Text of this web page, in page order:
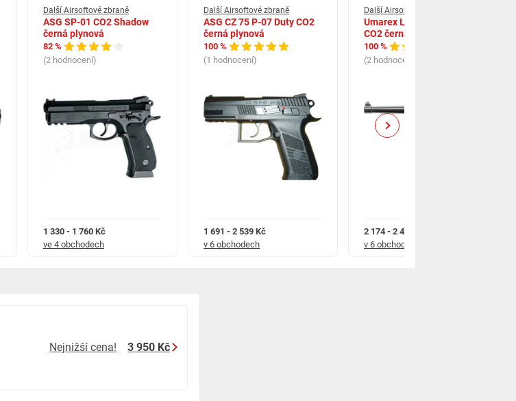
Další Airsoftové zbraně
ASG SP-01 CO2 Shadow
černá plynová
82 %
(2 hodnocení)
1 330 - 1 760 Kč
ve 4 obchodech
Další Airsoftové zbraně
ASG CZ 75 P-07 Duty CO2
černá plynová
100 %
(1 hodnocení)
1 691 - 2 539 Kč
v 6 obchodech
Další Airsoftové zbraně
Umarex Legends P08 AG
CO2 černá plynová
100 %
(2 hodnocení)
2 174 - 2 490 Kč
v 6 obchodech
Next
Nejnižší cena! 3 950 Kč